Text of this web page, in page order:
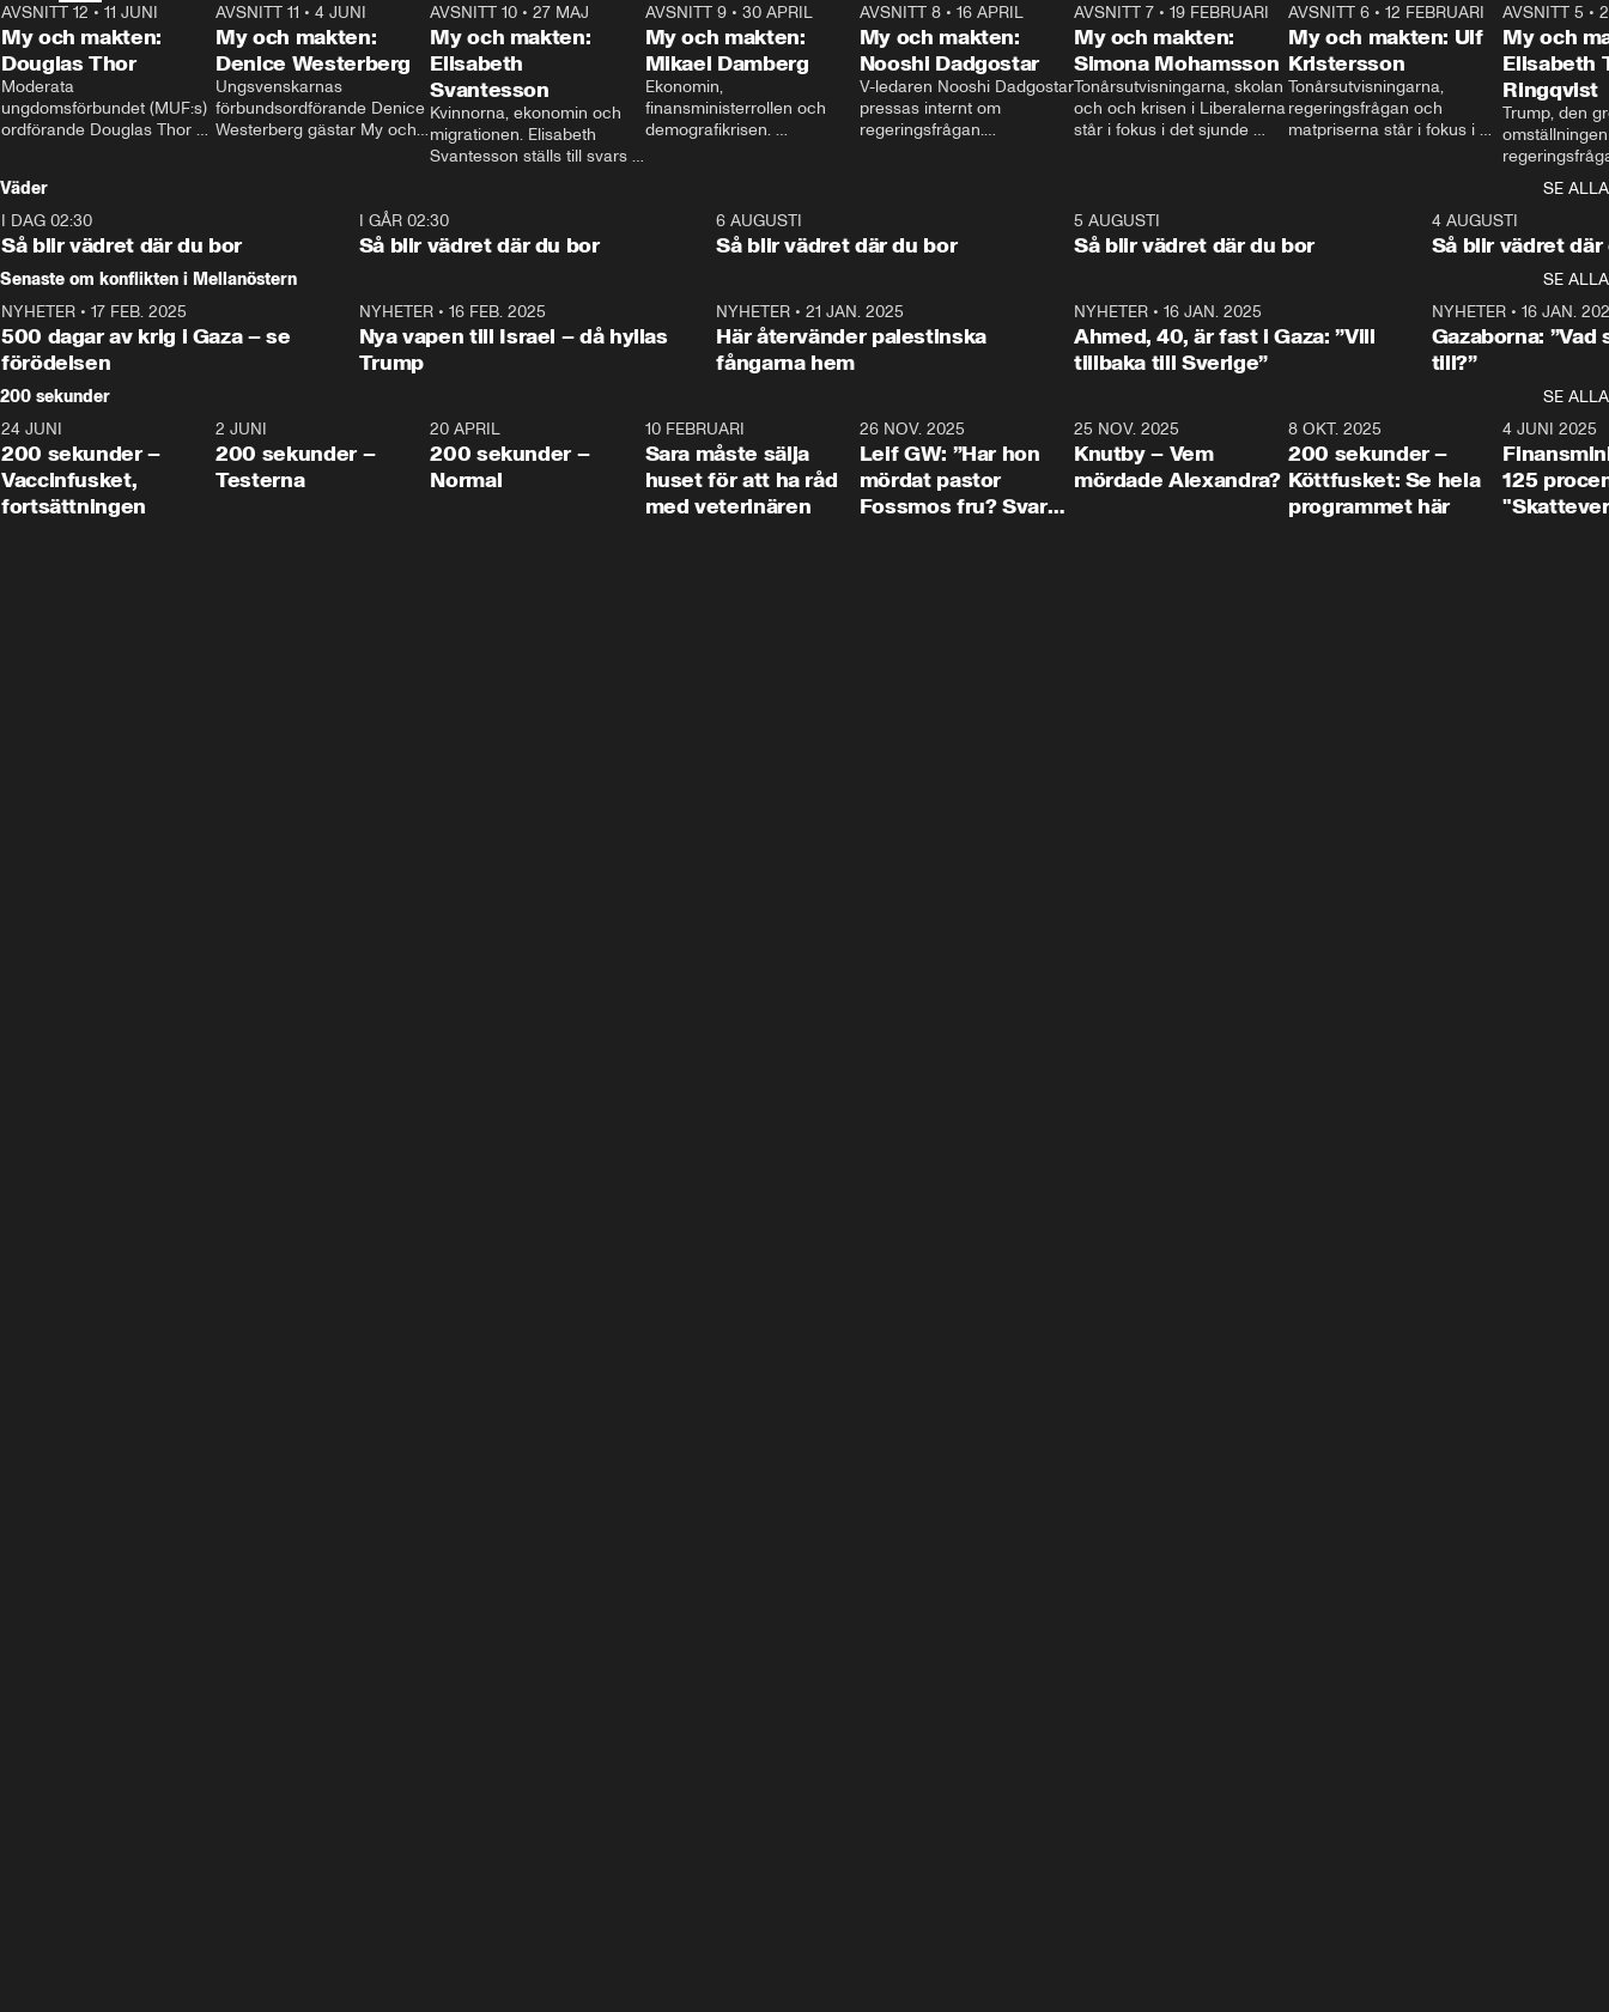
26:27
AVSNITT 12 • 11 JUNI
My och makten:
Douglas Thor
Moderata
ungdomsförbundet (MUF:s)
ordförande Douglas Thor
tonårsutvisningarna och hur
Moderaterna ska locka
väljare till valet i höst.
23:40
AVSNITT 11 •4 JUNI
My och makten:
Denice Westerberg
Ungsvenskarnas
förbundsordförande Denice
Westerberg gästar My och
AVSNITT 10 •27 MAJ
My och makten:
Elisabeth
Svantesson
Kvinnorna, ekonomin och
migrationen. Elisabeth
Svantesson ställs till svars
AVSNITT 9• 30 APRIL
My och makten:
Mikael Damberg
Ekonomin,
finansministerrollen och
demografikrisen.
och Makten.
AVSNITT 8• 16 APRIL
My och makten:
Nooshi Dadgostar
V-ledaren Nooshi Dadgostar
pressas internt om
regeringsfrågan.
– Vi ställer upp i val. Ska vi
vara med så sitter vi förstås
24:30
AVSNITT 7• 19 FEBRUARI
My och makten:
Simona Mohamsson
Tonårsutvisningarna, skolan
och och krisen i Liberalerna
står i fokus i det sjunde
kommentator My
Rohwedder ställer
utbildnings- och
Mohamsson till svars.
27:30
AVSNITT 6 •12 FEBRUARI
My och makten: Ulf
Kristersson
Tonårsutvisningarna,
regeringsfrågan och
matpriserna står i fokus i
Rohwedder ställer
statsminister Ulf Kristersson
AVSNITT 5 •
My och
Elisabeth
Ringqvist
Trump, den
centrum i
avsnittet av
Makten”. Se
Aftonbladets
Rohwedder
Thand Ring
Väder
SE ALLA
I DAG 02:30
Så blir vädret där du bor
1:06
I GÅR 02:30
Så blir vädret där du bor
6 AUGUSTI
Så blir vädret där du bor
5 AUGUSTI
Så blir vädret där du bor
4 AUGUSTI
Så blir vädret där
Senaste om konflikten i Mellanöstern
SE ALLA
NYHETER • 17 FEB. 2025
500 dagar av krig i Gaza – se
förödelsen
NYHETER• 16 FEB. 2025
Nya vapen till Israel – då hyllas
Trump
NYHETER •21 JAN. 2025
Här återvänder palestinska
fångarna hem
NYHETER• 16 JAN. 2025
Ahmed, 40, är fast i Gaza: ”Vill
tillbaka till Sverige”
NYHETER• 16 JAN.
Gazaborna:
till?”
200 sekunder
SE ALLA
5:00
24 JUNI
200 sekunder –
Vaccinfusket,
fortsättningen
4:23
2 JUNI
200 sekunder –
Testerna
20 APRIL
200 sekunder –
Normal
10 FEBRUARI
Sara måste sälja
huset för att ha råd
med veterinären
26 NOV. 2025
Leif GW: ”Har hon
mördat pastor
Fossmos fru? Svar
31:05
25 NOV. 2025
Knutby – Vem
mördade Alexandra?
4:29
8 OKT. 2025
200 sekunder –
Köttfusket: Se hela
programmet här
4 JUNI 2025
125